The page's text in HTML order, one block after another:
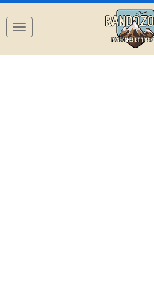
Navigation